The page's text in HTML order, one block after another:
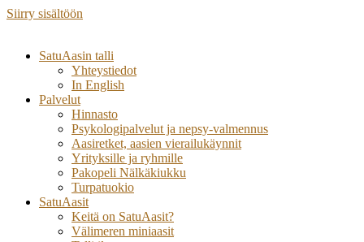
Siirry sisältöön
SatuAasin talli
Yhteystiedot
In English
Palvelut
Hinnasto
Psykologipalvelut ja nepsy-valmennus
Aasiretket, aasien vierailukäynnit
Yrityksille ja ryhmille
Pakopeli Nälkäkiukku
Turpatuokio
SatuAasit
Keitä on SatuAasit?
Välimeren miniaasit